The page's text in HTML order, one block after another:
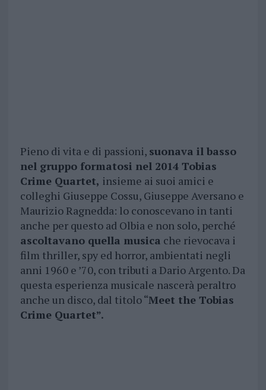
Pieno di vita e di passioni, suonava il basso
nel gruppo formatosi nel 2014 Tobias
Crime Quartet, insieme ai suoi amici e
colleghi Giuseppe Cossu, Giuseppe Aversano e
Maurizio Ragnedda: lo conoscevano in tanti
anche per questo ad Olbia e non solo, perché
ascoltavano quella musica che rievocava i
film thriller, spy ed horror, ambientati negli
anni 1960 e ’70, con tributi a Dario Argento. Da
questa esperienza musicale nascerà peraltro
anche un disco, dal titolo “Meet the Tobias
Crime Quartet”.